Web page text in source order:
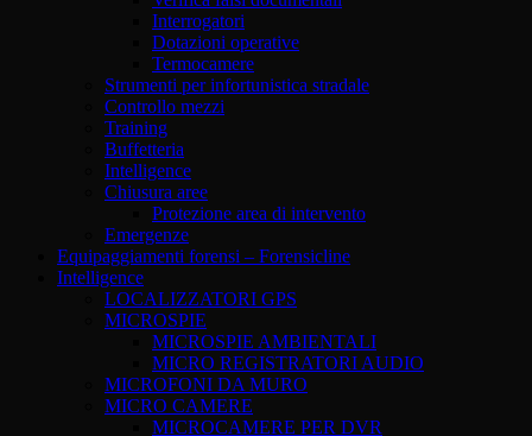
Interrogatori
Dotazioni operative
Termocamere
Strumenti per infortunistica stradale
Controllo mezzi
Training
Buffetteria
Intelligence
Chiusura aree
Protezione area di intervento
Emergenze
Equipaggiamenti forensi – Forensicline
Intelligence
LOCALIZZATORI GPS
MICROSPIE
MICROSPIE AMBIENTALI
MICRO REGISTRATORI AUDIO
MICROFONI DA MURO
MICRO CAMERE
MICROCAMERE PER DVR